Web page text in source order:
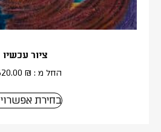
ציור עכשיו
החל מ : ₪
בחירת